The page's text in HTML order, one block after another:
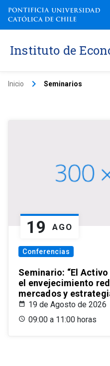
Instituto de
Inicio keyboard_arrow_right Seminarios
19 AGO
Conferencias
Seminario: “El
el envejecimiento
mercados y
19 de Agosto de 2026
09:00 a 11:00 horas